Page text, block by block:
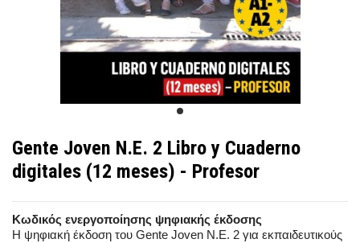
Gente Joven N.E. 2 Libro y Cuaderno
digitales (12 meses) - Profesor
Κωδικός ενεργοποίησης ψηφιακής έκδοσης
Η ψηφιακή έκδοση του Gente Joven N.E. 2 για εκπαιδευτικούς